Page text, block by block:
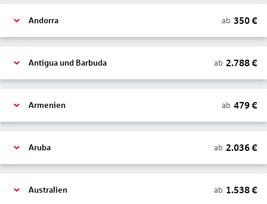
Andorra ab 350€
Antigua und Barbuda ab 2.788€
Armenien ab 479€
Aruba ab 2.036€
Australien ab 1.538€